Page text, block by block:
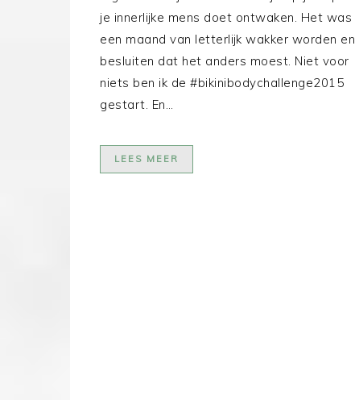
je innerlijke mens doet ontwaken. Het was
een maand van letterlijk wakker worden en
besluiten dat het anders moest. Niet voor
niets ben ik de #bikinibodychallenge2015
gestart. En…
LEES MEER